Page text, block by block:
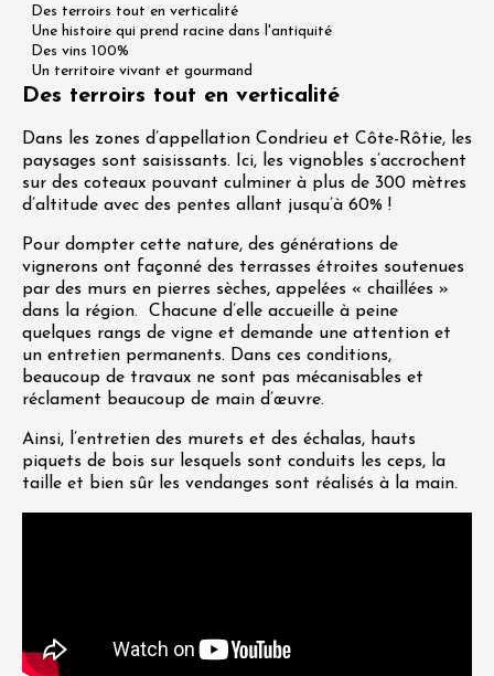
Des terroirs tout en verticalité
Une histoire qui prend racine dans l'antiquité
Des vins 100%
Un territoire vivant et gourmand
Des terroirs tout en verticalité
Dans les zones d’appellation Condrieu et Côte-Rôtie, les
paysages sont saisissants. Ici, les vignobles s’accrochent
sur des coteaux pouvant culminer à plus de 300 mètres
d’altitude avec des pentes allant jusqu’à 60% !
Pour dompter cette nature, des générations de
vignerons ont façonné des terrasses étroites soutenues
par des murs en pierres sèches, appelées « chaillées »
dans la région. Chacune d’elle accueille à peine
quelques rangs de vigne et demande une attention et
un entretien permanents. Dans ces conditions,
beaucoup de travaux ne sont pas mécanisables et
réclament beaucoup de main d’œuvre.
Ainsi, l’entretien des murets et des échalas, hauts
piquets de bois sur lesquels sont conduits les ceps, la
taille et bien sûr les vendanges sont réalisés à la main.